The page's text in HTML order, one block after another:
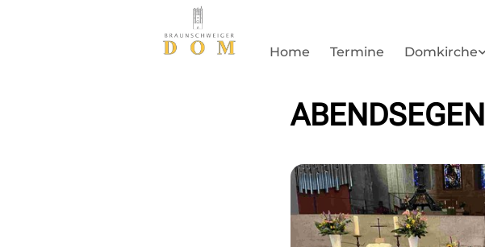
Home Termine Domkirche
ABENDSEGEN